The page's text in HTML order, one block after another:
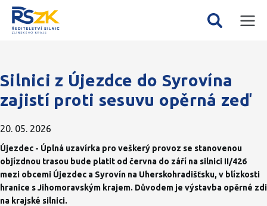
Silnici z Újezdce do Syrovína
zajistí proti sesuvu opěrná zeď
20. 05. 2026
Újezdec - Úplná uzavírka pro veškerý provoz se stanovenou
objízdnou trasou bude platit od června do září na silnici II/426
mezi obcemi Újezdec a Syrovín na Uherskohradišťsku, v blízkosti
hranice s Jihomoravským krajem. Důvodem je výstavba opěrné zdi
na krajské silnici.
Vyhledávání
menu